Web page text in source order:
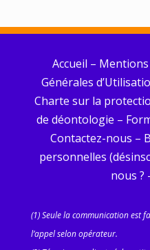
Accueil –
Générales
Charte sur la
de déontologie –
Contactez-nous –
personnelles
nous ?
(1) Seule la communication est
l’appel selon opérateur.